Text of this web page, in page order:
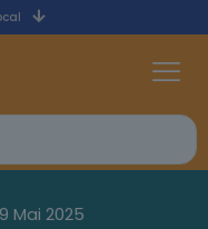
Mai 2025